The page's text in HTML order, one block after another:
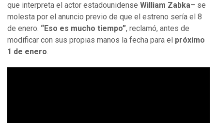
que interpreta el actor estadounidense William Zabka– se
molesta por el anuncio previo de que el estreno sería el 8
de enero. “Eso es mucho tiempo”, reclamó, antes de
modificar con sus propias manos la fecha para el próximo
1 de enero.